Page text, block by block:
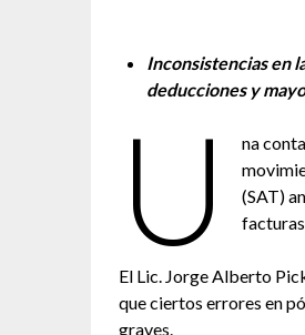
Inconsistencias en
deducciones y
U
na
(SAT)
El Lic. Jorge Alberto
que ciertos errores en
graves.